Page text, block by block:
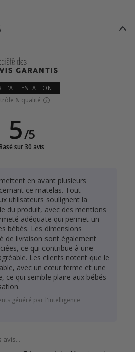
L'ATTESTATION
& qualité
5/5
sur 30 avis
en avant plusieurs
ce matelas. Tout
utilisateurs soulignent la
du produit, avec des mentions
adéquate qui permet un
bébés. Les dimensions
de livraison sont également
ce qui contribue à une
Les clients notent que le
avec un cœur ferme et une
ce qui semble plaire aux bébés
généré par l'intelligence